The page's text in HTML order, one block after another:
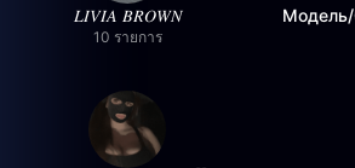
𝐿𝐼𝑉𝐼𝐴 𝐵𝑅𝑂𝑊𝑁
10 รายการ